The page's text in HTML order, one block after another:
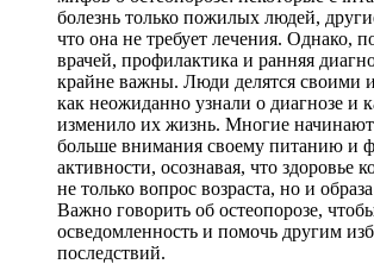
болезнь только пожилых людей,
что она не требует лечения. Однако,
врачей, профилактика и ранняя
крайне важны. Люди делятся своими
как неожиданно узнали о диагнозе и
изменило их жизнь. Многие начинают
больше внимания своему питанию и
активности, осознавая, что здоровье
не только вопрос возраста, но и
Важно говорить об остеопорозе,
осведомленность и помочь другим
последствий.